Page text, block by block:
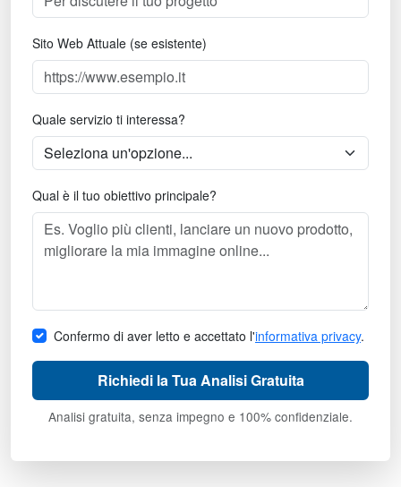
Sito Web Attuale (se esistente)
Quale servizio ti interessa?
Qual è il tuo obiettivo principale?
Confermo di aver letto e accettato l'informativa privacy.
Richiedi la Tua Analisi Gratuita
Analisi gratuita, senza impegno e 100% confidenziale.